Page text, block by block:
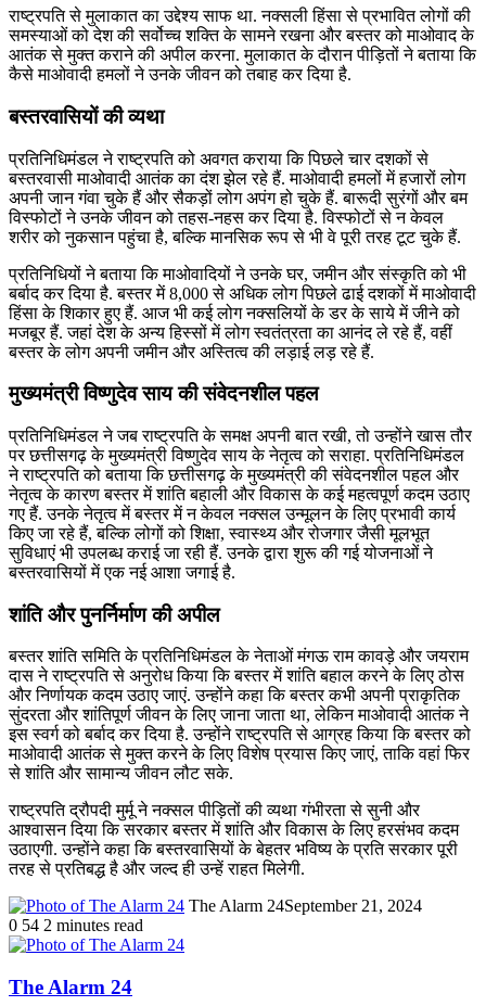
राष्ट्रपति से मुलाकात का उद्देश्य साफ था. नक्सली हिंसा से प्रभावित लोगों की
समस्याओं को देश की सर्वोच्च शक्ति के सामने रखना और बस्तर को माओवाद के
आतंक से मुक्त कराने की अपील करना. मुलाकात के दौरान पीड़ितों ने बताया कि
कैसे माओवादी हमलों ने उनके जीवन को तबाह कर दिया है.
बस्तरवासियों की व्यथा
प्रतिनिधिमंडल ने राष्ट्रपति को अवगत कराया कि पिछले चार दशकों से
बस्तरवासी माओवादी आतंक का दंश झेल रहे हैं. माओवादी हमलों में हजारों लोग
अपनी जान गंवा चुके हैं और सैकड़ों लोग अपंग हो चुके हैं. बारूदी सुरंगों और बम
विस्फोटों ने उनके जीवन को तहस-नहस कर दिया है. विस्फोटों से न केवल
शरीर को नुकसान पहुंचा है, बल्कि मानसिक रूप से भी वे पूरी तरह टूट चुके हैं.
प्रतिनिधियों ने बताया कि माओवादियों ने उनके घर, जमीन और संस्कृति को भी
बर्बाद कर दिया है. बस्तर में 8,000 से अधिक लोग पिछले ढाई दशकों में माओवादी
हिंसा के शिकार हुए हैं. आज भी कई लोग नक्सलियों के डर के साये में जीने को
मजबूर हैं. जहां देश के अन्य हिस्सों में लोग स्वतंत्रता का आनंद ले रहे हैं, वहीं
बस्तर के लोग अपनी जमीन और अस्तित्व की लड़ाई लड़ रहे हैं.
मुख्यमंत्री विष्णुदेव साय की संवेदनशील पहल
प्रतिनिधिमंडल ने जब राष्ट्रपति के समक्ष अपनी बात रखी, तो उन्होंने खास तौर
पर छत्तीसगढ़ के मुख्यमंत्री विष्णुदेव साय के नेतृत्व को सराहा. प्रतिनिधिमंडल
ने राष्ट्रपति को बताया कि छत्तीसगढ़ के मुख्यमंत्री की संवेदनशील पहल और
नेतृत्व के कारण बस्तर में शांति बहाली और विकास के कई महत्वपूर्ण कदम उठाए
गए हैं. उनके नेतृत्व में बस्तर में न केवल नक्सल उन्मूलन के लिए प्रभावी कार्य
किए जा रहे हैं, बल्कि लोगों को शिक्षा, स्वास्थ्य और रोजगार जैसी मूलभूत
सुविधाएं भी उपलब्ध कराई जा रही हैं. उनके द्वारा शुरू की गई योजनाओं ने
बस्तरवासियों में एक नई आशा जगाई है.
शांति और पुनर्निर्माण की अपील
बस्तर शांति समिति के प्रतिनिधिमंडल के नेताओं मंगऊ राम कावड़े और जयराम
दास ने राष्ट्रपति से अनुरोध किया कि बस्तर में शांति बहाल करने के लिए ठोस
और निर्णायक कदम उठाए जाएं. उन्होंने कहा कि बस्तर कभी अपनी प्राकृतिक
सुंदरता और शांतिपूर्ण जीवन के लिए जाना जाता था, लेकिन माओवादी आतंक ने
इस स्वर्ग को बर्बाद कर दिया है. उन्होंने राष्ट्रपति से आग्रह किया कि बस्तर को
माओवादी आतंक से मुक्त करने के लिए विशेष प्रयास किए जाएं, ताकि वहां फिर
से शांति और सामान्य जीवन लौट सके.
राष्ट्रपति द्रौपदी मुर्मू ने नक्सल पीड़ितों की व्यथा गंभीरता से सुनी और
आश्वासन दिया कि सरकार बस्तर में शांति और विकास के लिए हरसंभव कदम
उठाएगी. उन्होंने कहा कि बस्तरवासियों के बेहतर भविष्य के प्रति सरकार पूरी
तरह से प्रतिबद्ध है और जल्द ही उन्हें राहत मिलेगी.
The Alarm 24September 21, 2024
0 54 2 minutes read
The Alarm 24